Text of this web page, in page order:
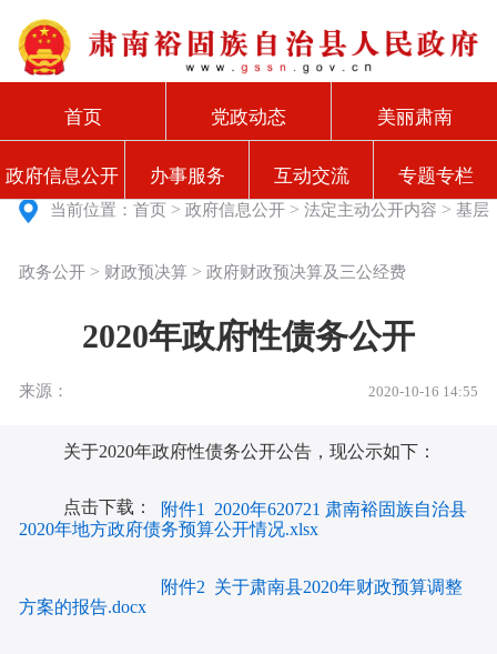
首页 党政动态 美丽肃南
政府信息公开 办事服务 互动交流 专题专栏
当前位置：首页 >政府信息公开 >法定主动公开内容 >基层
政务公开 > 财政预决算 >政府财政预决算及三公经费
2020年政府性债务公开
来源： 2020-10-16 14:55
关于2020年政府性债务公开公告，现公示如下：
点击下载：
附件1 2020年620721 肃南裕固族自治县
2020年地方政府债务预算公开情况.xlsx
附件2 关于肃南县2020年财政预算调整
方案的报告.docx